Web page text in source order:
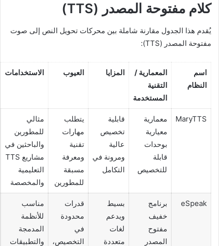
كلام مفتوحة المصدر (TTS)
يُقدم هذا الجدول مقارنة شاملة بين محركات تحويل النص إلى صوت
مفتوحة المصدر (TTS):
اسم
النظام
المعمارية /
التقنية
المستخدمة
المزايا العيوب الاستخدامات
MaryTTS
معمارية
معيارية
بوحدات
قابلة
للتخصيص
قابلية
تخصيص
عالية
ومرونة في
التكامل
يتطلب
مهارات
تقنية
ومعرفة
مسبقة
للمطورين
مثالي
للمطورين
والباحثين في
مشاريع TTS
التعليمية
والمخصصة
eSpeak
برنامج
خفيف
مفتوح
المصدر
بسيط
ويدعم
لغات
متعددة
قدرات
محدودة
في
التخصيص،
مناسب
للأنظمة
المدمجة
والتطبيقات